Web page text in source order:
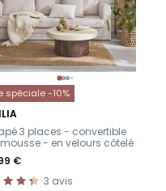
spéciale -10%
3 places - convertible
- en velours côtelé
€
3 avis